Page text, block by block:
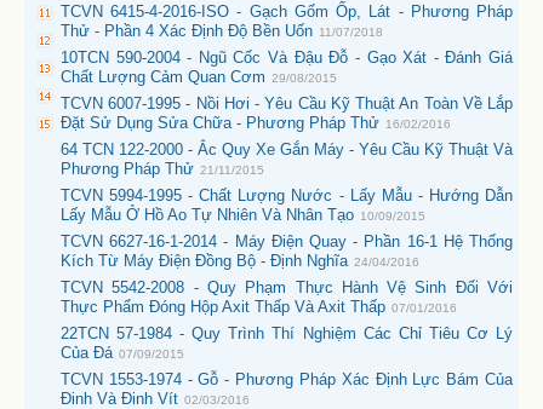
TCVN 6415-4-2016-ISO - Gạch Gốm Ốp, Lát - Phương Pháp
Thử - Phần 4 Xác Định Độ Bền Uốn 11/07/2018
10TCN 590-2004 - Ngũ Cốc Và Đậu Đỗ - Gạo Xát - Đánh Giá
Chất Lượng Cảm Quan Cơm 29/08/2015
TCVN 6007-1995 - Nồi Hơi - Yêu Cầu Kỹ Thuật An Toàn Về Lắp
Đặt Sử Dụng Sửa Chữa - Phương Pháp Thử 16/02/2016
64 TCN 122-2000 - Ắc Quy Xe Gắn Máy - Yêu Cầu Kỹ Thuật Và
Phương Pháp Thử 21/11/2015
TCVN 5994-1995 - Chất Lượng Nước - Lấy Mẫu - Hướng Dẫn
Lấy Mẫu Ở Hồ Ao Tự Nhiên Và Nhân Tạo 10/09/2015
TCVN 6627-16-1-2014 - Máy Điện Quay - Phần 16-1 Hệ Thống
Kích Từ Máy Điện Đồng Bộ - Định Nghĩa 24/04/2016
TCVN 5542-2008 - Quy Phạm Thực Hành Vệ Sinh Đối Với
Thực Phẩm Đóng Hộp Axit Thấp Và Axit Thấp 07/01/2016
22TCN 57-1984 - Quy Trình Thí Nghiệm Các Chỉ Tiêu Cơ Lý
Của Đá 07/09/2015
TCVN 1553-1974 - Gỗ - Phương Pháp Xác Định Lực Bám Của
Đinh Và Đinh Vít 02/03/2016